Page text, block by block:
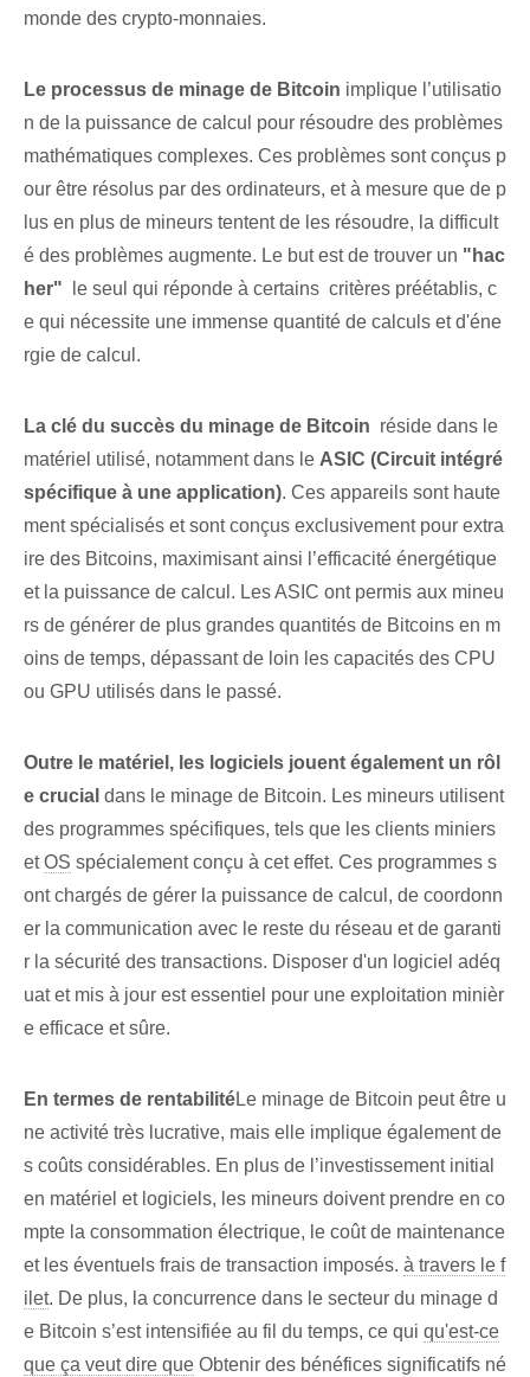
monde des crypto-monnaies.
Le processus de minage de Bitcoin implique l’utilisatio
n de la puissance de calcul pour résoudre des problèmes
mathématiques complexes. Ces problèmes sont conçus p
our être résolus par des ordinateurs, et à mesure que de p
lus en plus de mineurs tentent de les résoudre, la difficult
é des problèmes augmente. ‌Le but est de trouver un "hac
her" ‍ le seul qui réponde à certains ⁤ critères préétablis, c
e qui nécessite une immense quantité de calculs et d'éne
rgie de calcul.
La clé du succès du minage de Bitcoin ⁤ réside⁢ dans ⁣le
matériel utilisé, notamment dans le ASIC (Circuit intégré
spécifique à une application). Ces appareils sont haute
ment spécialisés et sont conçus exclusivement pour extra
ire des Bitcoins, maximisant ainsi l’efficacité énergétique
et la puissance de calcul. Les ASIC ont permis aux mineu
rs de générer de plus grandes quantités de Bitcoins en m
oins de temps, dépassant de loin les capacités des CPU
ou GPU utilisés dans le passé.
Outre le matériel, les logiciels⁢ jouent également un rôl
e crucial dans le minage de Bitcoin. Les mineurs utilisent
des programmes spécifiques, tels que les clients miniers
etOS spécialement conçu à cet effet. Ces programmes s
ont chargés de gérer la puissance de calcul, de coordonn
er la communication avec le reste du réseau et de garanti
r la sécurité des transactions. Disposer d'un logiciel adéq
uat et mis à jour est essentiel pour une exploitation minièr
e efficace et sûre.
En termes de rentabilitéLe minage de Bitcoin peut être u
ne activité très lucrative, mais elle implique également de
s coûts considérables. En plus de l’investissement initial
en matériel et logiciels, les mineurs doivent prendre en co
mpte la consommation électrique, le coût de maintenance
et les éventuels frais de transaction imposés. à travers le f
ilet. De plus, la concurrence dans le secteur du minage d
e Bitcoin s’est intensifiée au fil du temps, ce qui qu'est-ce
que ça veut dire que Obtenir des bénéfices significatifs né